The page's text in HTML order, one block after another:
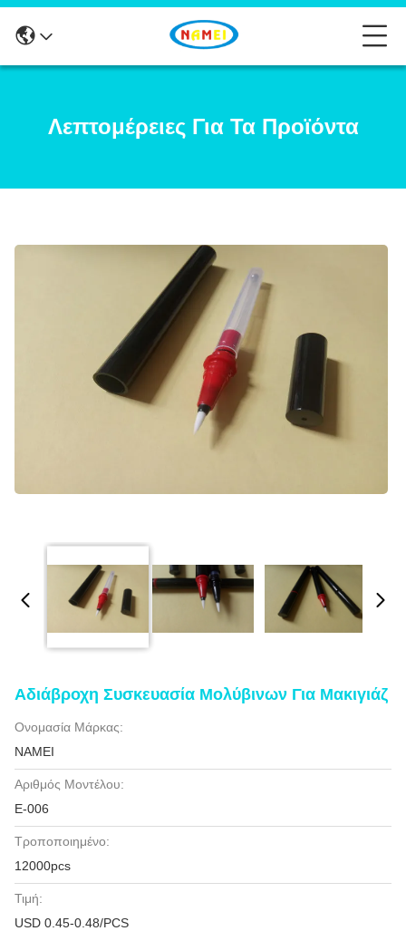
Λεπτομέρειες Για Τα Προϊόντα
Αδιάβροχη Συσκευασία Μολύβινων Για Μακιγιάζ
Ονομασία Μάρκας:
NAMEI
Αριθμός Μοντέλου:
Ε-006
Τροποποιημένο:
12000pcs
Τιμή:
USD 0.45-0.48/PCS